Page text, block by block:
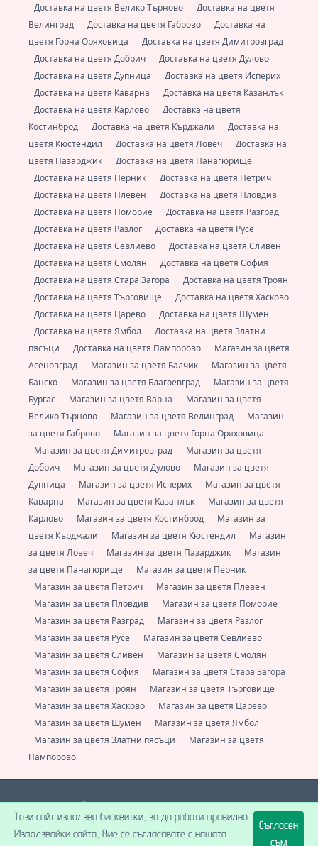
Този сайт използва бисквитки, за да работи правилно.
Използвайки сайта, Вие се съгласявате с нашата
Съгласен
съм
Доставка на цветя Велико Търново
Доставка на цветя
Велинград
Доставка на цветя Габрово
Доставка на
цветя Горна Оряховица
Доставка на цветя Димитровград
Доставка на цветя Добрич
Доставка на цветя Дулово
Доставка на цветя Дупница
Доставка на цветя Исперих
Доставка на цветя Каварна
Доставка на цветя Казанлък
Доставка на цветя Карлово
Доставка на цветя
Костинброд
Доставка на цветя Кърджали
Доставка на
цветя Кюстендил
Доставка на цветя Ловеч
Доставка на
цветя Пазарджик
Доставка на цветя Панагюрище
Доставка на цветя Перник
Доставка на цветя Петрич
Доставка на цветя Плевен
Доставка на цветя Пловдив
Доставка на цветя Поморие
Доставка на цветя Разград
Доставка на цветя Разлог
Доставка на цветя Русе
Доставка на цветя Севлиево
Доставка на цветя Сливен
Доставка на цветя Смолян
Доставка на цветя София
Доставка на цветя Стара Загора
Доставка на цветя Троян
Доставка на цветя Търговище
Доставка на цветя Хасково
Доставка на цветя Царево
Доставка на цветя Шумен
Доставка на цветя Ямбол
Доставка на цветя Златни
пясъци
Доставка на цветя Пампорово
Магазин за цветя
Асеновград
Магазин за цветя Балчик
Магазин за цветя
Банско
Магазин за цветя Благоевград
Магазин за цветя
Бургас
Магазин за цветя Варна
Магазин за цветя
Велико Търново
Магазин за цветя Велинград
Магазин
за цветя Габрово
Магазин за цветя Горна Оряховица
Магазин за цветя Димитровград
Магазин за цветя
Добрич
Магазин за цветя Дулово
Магазин за цветя
Дупница
Магазин за цветя Исперих
Магазин за цветя
Каварна
Магазин за цветя Казанлък
Магазин за цветя
Карлово
Магазин за цветя Костинброд
Магазин за
цветя Кърджали
Магазин за цветя Кюстендил
Магазин
за цветя Ловеч
Магазин за цветя Пазарджик
Магазин
за цветя Панагюрище
Магазин за цветя Перник
Магазин за цветя Петрич
Магазин за цветя Плевен
Магазин за цветя Пловдив
Магазин за цветя Поморие
Магазин за цветя Разград
Магазин за цветя Разлог
Магазин за цветя Русе
Магазин за цветя Севлиево
Магазин за цветя Сливен
Магазин за цветя Смолян
Магазин за цветя София
Магазин за цветя Стара Загора
Магазин за цветя Троян
Магазин за цветя Търговище
Магазин за цветя Хасково
Магазин за цветя Царево
Магазин за цветя Шумен
Магазин за цветя Ямбол
Магазин за цветя Златни пясъци
Магазин за цветя
Пампорово
Е-цвете - Онлайн магазин за доставка на цветя за цяла България.
Винаги свежи цветя от локални флористи. +359 (0) 877 112 600
support@e-cvete.com
НетПартнерс
ООД ® 2026 A posse ad esse.